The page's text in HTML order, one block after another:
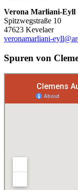
Verona Marliani-Eyll
Spitzwegstraße 10
47623 Kevelaer
veronamarliani-
Spuren von